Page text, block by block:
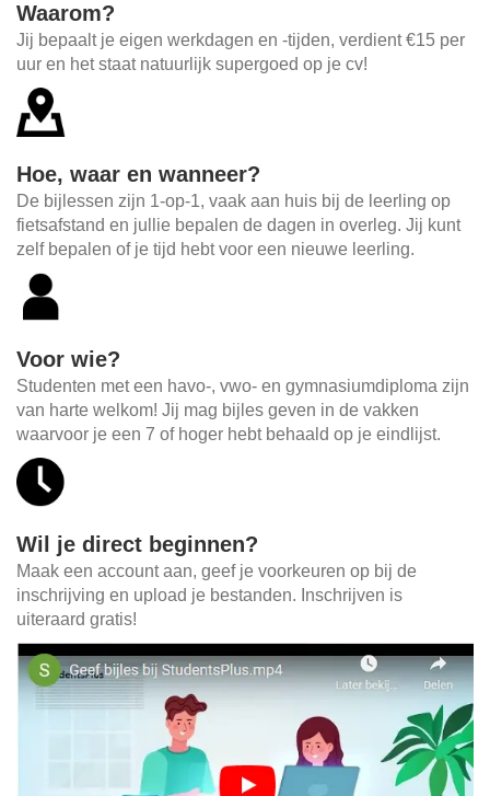
Waarom?
Jij bepaalt je eigen werkdagen en -tijden, verdient €15 per
uur en het staat natuurlijk supergoed op je cv!
Hoe, waar en wanneer?
De bijlessen zijn 1-op-1, vaak aan huis bij de leerling op
fietsafstand en jullie bepalen de dagen in overleg. Jij kunt
zelf bepalen of je tijd hebt voor een nieuwe leerling.
Voor wie?
Studenten met een havo-, vwo- en gymnasiumdiploma zijn
van harte welkom! Jij mag bijles geven in de vakken
waarvoor je een 7 of hoger hebt behaald op je eindlijst.
Wil je direct beginnen?
Maak een account aan, geef je voorkeuren op bij de
inschrijving en upload je bestanden. Inschrijven is
uiteraard gratis!